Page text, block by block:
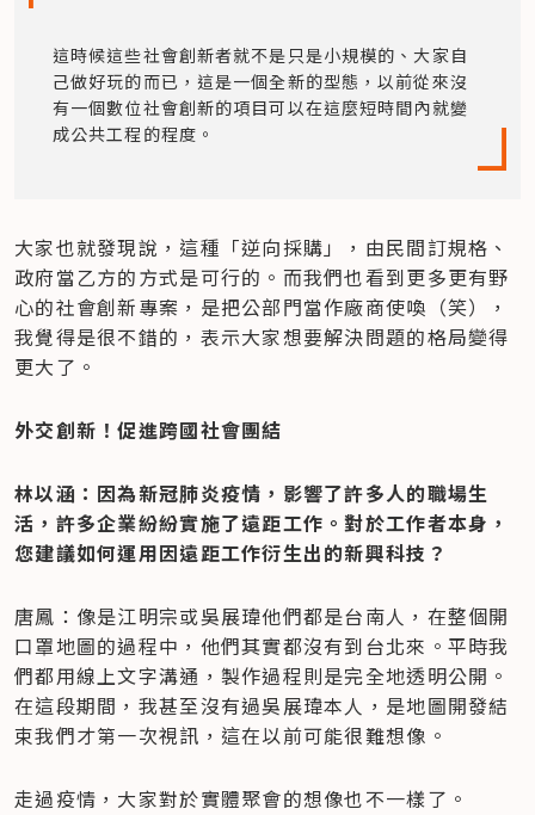
這時候這些社會創新者就不是只是小規模的、大家自
己做好玩的而已，這是一個全新的型態，以前從來沒
有一個數位社會創新的項目可以在這麼短時間內就變
成公共工程的程度。
大家也就發現說，這種「逆向採購」，由民間訂規格、
政府當乙方的方式是可行的。而我們也看到更多更有野
心的社會創新專案，是把公部門當作廠商使喚（笑），
我覺得是很不錯的，表示大家想要解決問題的格局變得
更大了。
外交創新！促進跨國社會團結
林以涵：因為新冠肺炎疫情，影響了許多人的職場生
活，許多企業紛紛實施了遠距工作。對於工作者本身，
您建議如何運用因遠距工作衍生出的新興科技？
唐鳳：像是江明宗或吳展瑋他們都是台南人，在整個開
口罩地圖的過程中，他們其實都沒有到台北來。平時我
們都用線上文字溝通，製作過程則是完全地透明公開。
在這段期間，我甚至沒有過吳展瑋本人，是地圖開發結
束我們才第一次視訊，這在以前可能很難想像。
走過疫情，大家對於實體聚會的想像也不一樣了。